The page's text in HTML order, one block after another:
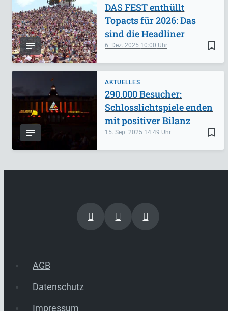
bookmark_border
6. Dez. 2025 10:00
DAS FEST enthüllt
Topacts für 2026: Das
sind die Headliner
AKTUELLES
bookmark_border
15. Sep. 2025 14:49
290.000 Besucher:
Schlosslichtspiele enden
mit positiver Bilanz
AGB
Datenschutz
Impressum